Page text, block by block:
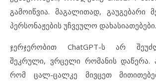
გამოიწვია. მაგალითად, გაუგებარი
პერსონაჟების უჩვეულო დახასიათებები.
ჯერჯერობით ChatGPT-ს არ
შეკრული, ვრცელი რომანის დაწერა.
რომ ცალ-ცალკე მივცეთ